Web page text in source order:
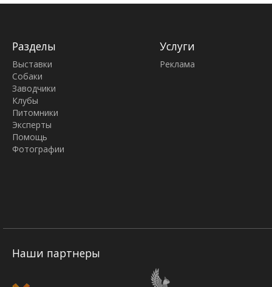
Разделы
Выставки
Собаки
Заводчики
Клубы
Питомники
Эксперты
Помощь
Фотографии
Услуги
Реклама
Наши партнеры